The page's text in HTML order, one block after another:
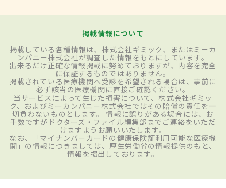
掲載情報について
掲載している各種情報は、株式会社ギミック、またはミーカ
ンパニー株式会社が調査した情報をもとにしています。
出来るだけ正確な情報掲載に努めておりますが、内容を完全
に保証するものではありません。
掲載されている医療機関へ受診を希望される場合は、事前に
必ず該当の医療機関に直接ご確認ください。
当サービスによって生じた損害について、株式会社ギミッ
ク、およびミーカンパニー株式会社ではその賠償の責任を一
切負わないものとします。 情報に誤りがある場合には、お
手数ですがドクターズ・ファイル編集部までご連絡をいただ
けますようお願いいたします。
なお、「マイナンバーカードの健康保険証利用可能な医療機
関」の情報につきましては、厚生労働省の情報提供のもと、
情報を掲出しております。